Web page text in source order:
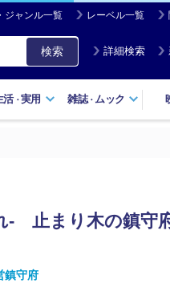
ジャンル一覧 レーベル一覧
検索 詳細検索
活・実用 雑誌・ ムック
- 止まり木の鎮守
鎮守府